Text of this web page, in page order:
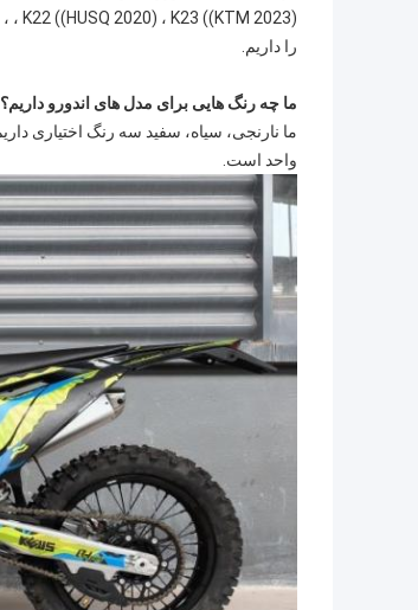
را داریم.
ما چه رنگ هایی برای مدل های اندورو داریم؟
واحد است.